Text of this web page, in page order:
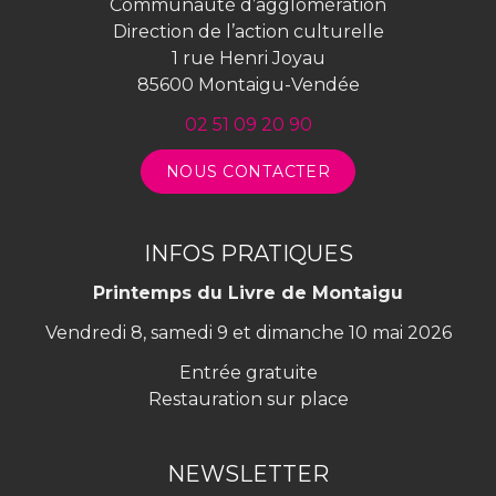
Communauté d’agglomération
Direction de l’action culturelle
1 rue Henri Joyau
85600 Montaigu-Vendée
02 51 09 20 90
NOUS CONTACTER
INFOS PRATIQUES
Printemps du Livre de Montaigu
Vendredi 8, samedi 9 et dimanche 10 mai 2026
Entrée gratuite
Restauration sur place
NEWSLETTER